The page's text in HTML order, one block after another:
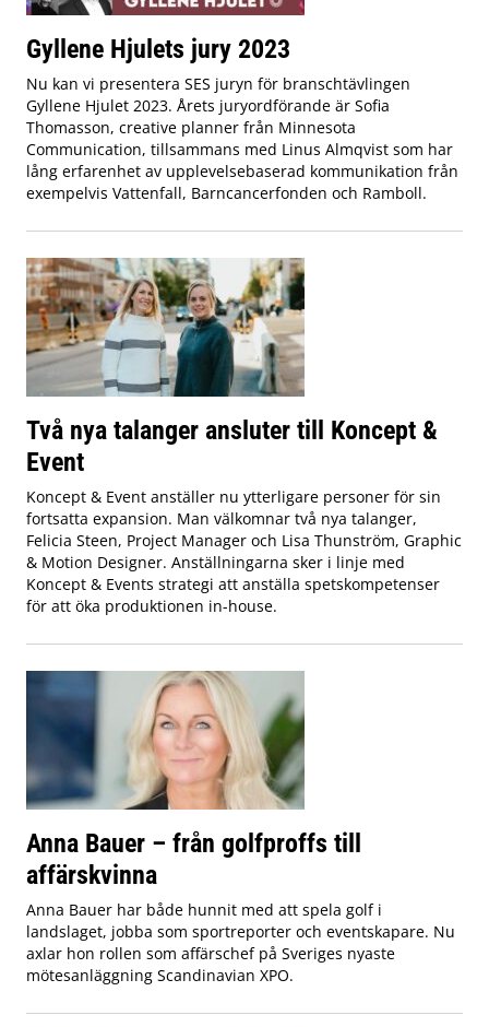
Gyllene Hjulets jury 2023
Nu kan vi presentera SES juryn för branschtävlingen
Gyllene Hjulet 2023. Årets juryordförande är Sofia
Thomasson, creative planner från Minnesota
Communication, tillsammans med Linus Almqvist som har
lång erfarenhet av upplevelsebaserad kommunikation från
exempelvis Vattenfall, Barncancerfonden och Ramboll.
Två nya talanger ansluter till Koncept &
Event
Koncept & Event anställer nu ytterligare personer för sin
fortsatta expansion. Man välkomnar två nya talanger,
Felicia Steen, Project Manager och Lisa Thunström, Graphic
& Motion Designer. Anställningarna sker i linje med
Koncept & Events strategi att anställa spetskompetenser
för att öka produktionen in-house.
Anna Bauer – från golfproffs till
affärskvinna
Anna Bauer har både hunnit med att spela golf i
landslaget, jobba som sportreporter och eventskapare. Nu
axlar hon rollen som affärschef på Sveriges nyaste
mötesanläggning Scandinavian XPO.